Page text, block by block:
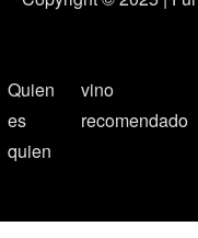
Quien
es
quien
vino
recomendado